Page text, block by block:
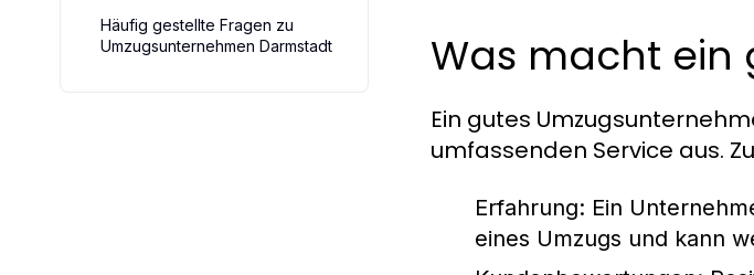
Häufig gestellte Fragen zu
Umzugsunternehmen Darmstadt
Was macht ein
Ein gutes
umfassenden Service aus.
Erfahrung: Ein
eines Umzugs und kann